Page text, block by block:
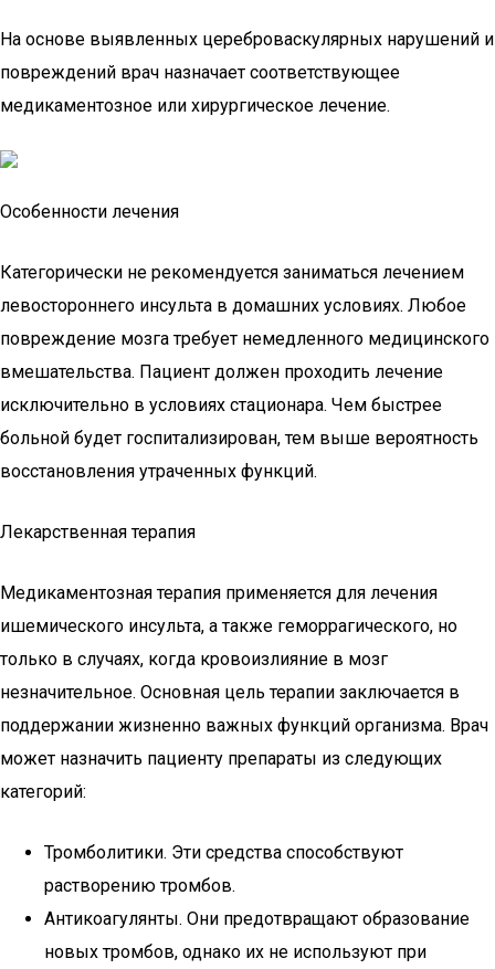
На основе выявленных цереброваскулярных нарушений и
повреждений врач назначает соответствующее
медикаментозное или хирургическое лечение.
Особенности лечения
Категорически не рекомендуется заниматься лечением
левостороннего инсульта в домашних условиях. Любое
повреждение мозга требует немедленного медицинского
вмешательства. Пациент должен проходить лечение
исключительно в условиях стационара. Чем быстрее
больной будет госпитализирован, тем выше вероятность
восстановления утраченных функций.
Лекарственная терапия
Медикаментозная терапия применяется для лечения
ишемического инсульта, а также геморрагического, но
только в случаях, когда кровоизлияние в мозг
незначительное. Основная цель терапии заключается в
поддержании жизненно важных функций организма. Врач
может назначить пациенту препараты из следующих
категорий:
Тромболитики. Эти средства способствуют
растворению тромбов.
Антикоагулянты. Они предотвращают образование
новых тромбов, однако их не используют при